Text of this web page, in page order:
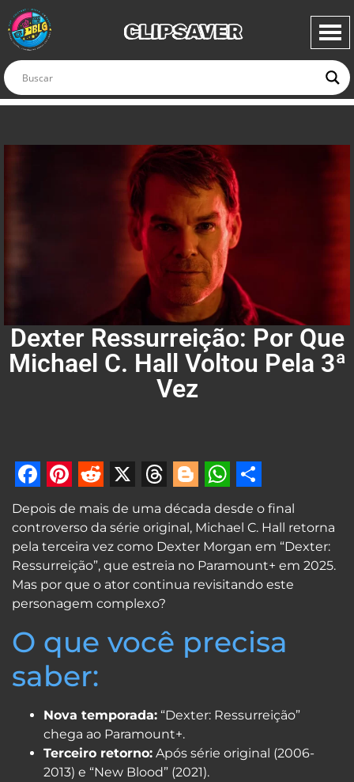
CLIPSAVER
Dexter Ressurreição: Por Que
Michael C. Hall Voltou Pela 3ª
Vez
Facebook
Pinterest
Reddit
X Threads
Blogger
WhatsApp
Share
Depois de mais de uma década desde o final
controverso da série original, Michael C. Hall retorna
pela terceira vez como Dexter Morgan em “Dexter:
Ressurreição”, que estreia no Paramount+ em 2025.
Mas por que o ator continua revisitando este
personagem complexo?
O que você precisa
saber:
Nova temporada: “Dexter: Ressurreição”
chega ao Paramount+.
Terceiro retorno: Após série original (2006-
2013) e “New Blood” (2021).